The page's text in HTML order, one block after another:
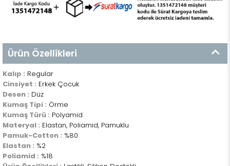
Ürün Özellikleri
Kalıp : Regular
Cinsiyet : Erkek Çocuk
Desen : Düz
Kumaş Tipi : Örme
Kumaş Türü : Polyamid
Materyal : Elastan, Poliamid, Pamuklu
Pamuk-Cotton : %80
Elastan : %2
Poliamid : %18